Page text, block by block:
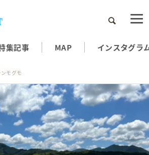
検索
集記事 MAP インスタグラ
モグモ